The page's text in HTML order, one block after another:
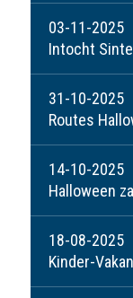
03-11-2025
Intocht
31-10-2025
Routes
14-10-2025
Halloween
18-08-2025
Kinder-Vakantie-